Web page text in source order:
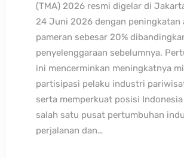
(TMA) 2026 resmi digelar di
24 Juni 2026 dengan peningkatan
pameran sebesar 20%
penyelenggaraan sebelumnya.
ini mencerminkan meningkatnya
partisipasi pelaku industri
serta memperkuat posisi Indonesia
salah satu pusat pertumbuhan
perjalanan dan…